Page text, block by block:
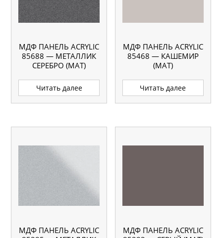
МДФ ПАНЕЛЬ ACRYLIC
85688 — МЕТАЛЛИК
СЕРЕБРО (МАТ)
Читать далее
МДФ ПАНЕЛЬ ACRYLIC
85468 — КАШЕМИР
(МАТ)
Читать далее
МДФ ПАНЕЛЬ ACRYLIC
МДФ ПАНЕЛЬ ACRYLIC